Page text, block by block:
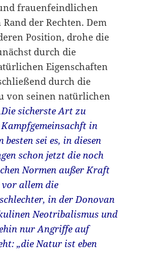
frauenfeindlichen
der Rechten. Dem
Position, drohe die
durch die
Eigenschaften
durch die
von seinen natürlichen
sicherste Art zu
in
sei es, in diesen
schon jetzt die noch
Normen außer Kraft
allem die
in der Donovan
Neotribalismus und
nur Angriffe auf
„die Natur ist eben